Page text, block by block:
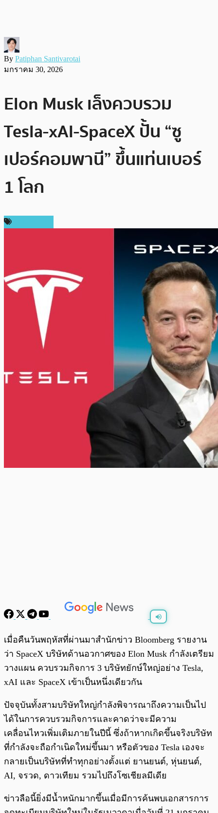
By Patiphan Santivarotai
มกราคม 30, 2026
Elon Musk เล็งควบรวม
Tesla-xAI-SpaceX ปั้น “ซู
เปอร์คอมพานี” ขึ้นแท่นเบอร์
1 โลก
พร้อมเล่น
เมื่อคืนวันพฤหัสที่ผ่านมาสำนักข่าว Bloomberg รายงาน
ว่า SpaceX บริษัทด้านอวกาศของ Elon Musk กำลังเตรียม
วางแผน ควบรวมกิจการ 3 บริษัทยักษ์ใหญ่อย่าง Tesla,
xAI และ SpaceX เข้าเป็นหนึ่งเดียวกัน
ปัจจุบันทั้งสามบริษัทใหญ่กำลังพิจารณาถึงความเป็นไป
ได้ในการควบรวมกิจการและคาดว่าจะมีความ
เคลื่อนไหวเพิ่มเติมภายในปีนี้ ซึ่งถ้าหากเกิดขึ้นจริงบริษัท
ที่กำลังจะถือกำเนิดใหม่ขึ้นมา หรือตัวของ Tesla เองจะ
กลายเป็นบริษัทที่ทำทุกอย่างตั้งแต่ ยานยนต์, หุ่นยนต์,
AI, จรวด, ดาวเทียม รวมไปถึงโซเชียลมีเดีย
ข่าวลือนี้ยิ่งมีน้ำหนักมากขึ้นเมื่อมีการค้นพบเอกสารการ